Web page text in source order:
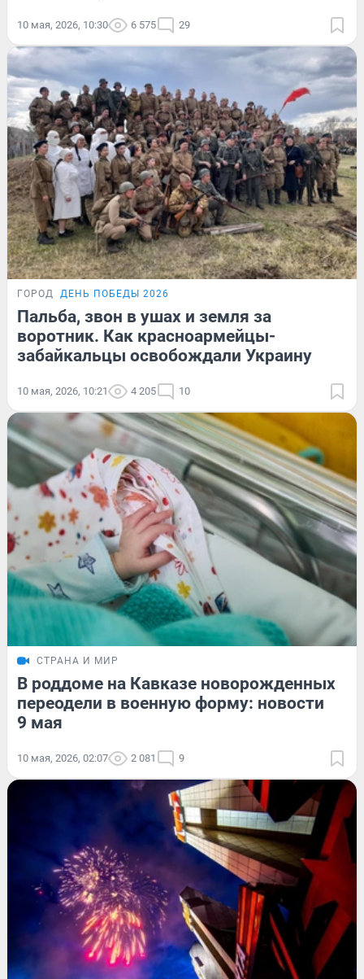
10 мая, 2026, 10:30 6 575 29
ГОРОД ДЕНЬ ПОБЕДЫ 2026
Пальба, звон в ушах и земля за
воротник. Как красноармейцы-
забайкальцы освобождали Украину
10 мая, 2026, 10:21 4 205 10
СТРАНА И МИР
В роддоме на Кавказе новорожденных
переодели в военную форму: новости
9 мая
10 мая, 2026, 02:07 2 081 9